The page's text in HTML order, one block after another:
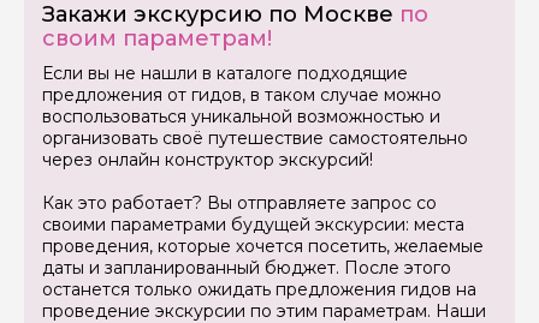
Закажи экскурсию по Москве по
своим параметрам!
Если вы не нашли в каталоге подходящие
предложения от гидов, в таком случае можно
воспользоваться уникальной возможностью и
организовать своё путешествие самостоятельно
через онлайн конструктор экскурсий!
Как это работает? Вы отправляете запрос со
своими параметрами будущей экскурсии: места
проведения, которые хочется посетить, желаемые
даты и запланированный бюджет. После этого
останется только ожидать предложения гидов на
проведение экскурсии по этим параметрам. Наши